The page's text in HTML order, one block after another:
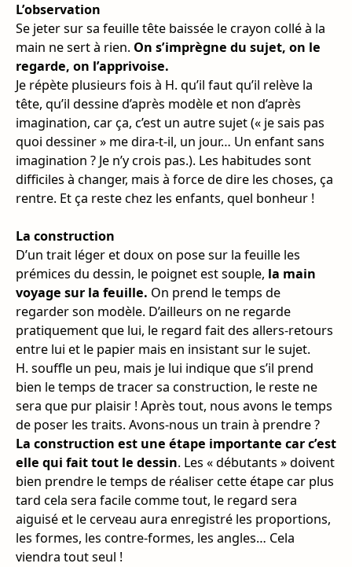
L’observation
Se jeter sur sa feuille tête baissée le crayon collé à la
main ne sert à rien. On s’imprègne du sujet, on le
regarde, on l’apprivoise.
Je répète plusieurs fois à H. qu’il faut qu’il relève la
tête, qu’il dessine d’après modèle et non d’après
imagination, car ça, c’est un autre sujet (« je sais pas
quoi dessiner » me dira-t-il, un jour… Un enfant sans
imagination ? Je n’y crois pas.). Les habitudes sont
difficiles à changer, mais à force de dire les choses, ça
rentre. Et ça reste chez les enfants, quel bonheur !
La construction
D’un trait léger et doux on pose sur la feuille les
prémices du dessin, le poignet est souple, la main
voyage sur la feuille. On prend le temps de
regarder son modèle. D’ailleurs on ne regarde
pratiquement que lui, le regard fait des allers-retours
entre lui et le papier mais en insistant sur le sujet.
H. souffle un peu, mais je lui indique que s’il prend
bien le temps de tracer sa construction, le reste ne
sera que pur plaisir ! Après tout, nous avons le temps
de poser les traits. Avons-nous un train à prendre ?
La construction est une étape importante car c’est
elle qui fait tout le dessin. Les « débutants » doivent
bien prendre le temps de réaliser cette étape car plus
tard cela sera facile comme tout, le regard sera
aiguisé et le cerveau aura enregistré les proportions,
les formes, les contre-formes, les angles… Cela
viendra tout seul !